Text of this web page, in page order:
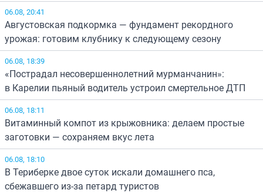
06.08, 20:41
Августовская подкормка — фундамент рекордного
урожая: готовим клубнику к следующему сезону
06.08, 18:39
«Пострадал несовершеннолетний мурманчанин»:
в Карелии пьяный водитель устроил смертельное ДТП
06.08, 18:11
Витаминный компот из крыжовника: делаем простые
заготовки — сохраняем вкус лета
06.08, 18:10
В Териберке двое суток искали домашнего пса,
сбежавшего из-за петард туристов